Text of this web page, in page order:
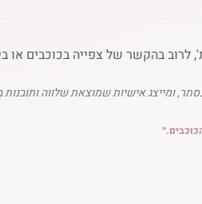
בהקשר של צפייה בכוכבים או
ומייצג אישיות שמוצאת שלווה ותובנות
״